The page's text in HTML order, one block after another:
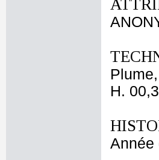
H.
Année